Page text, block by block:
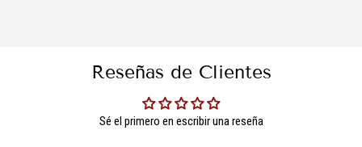
Reseñas de Clientes
Sé el primero en escribir una reseña